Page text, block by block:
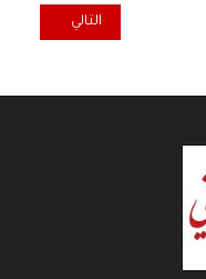
عمارة المقال التالي:
التالي